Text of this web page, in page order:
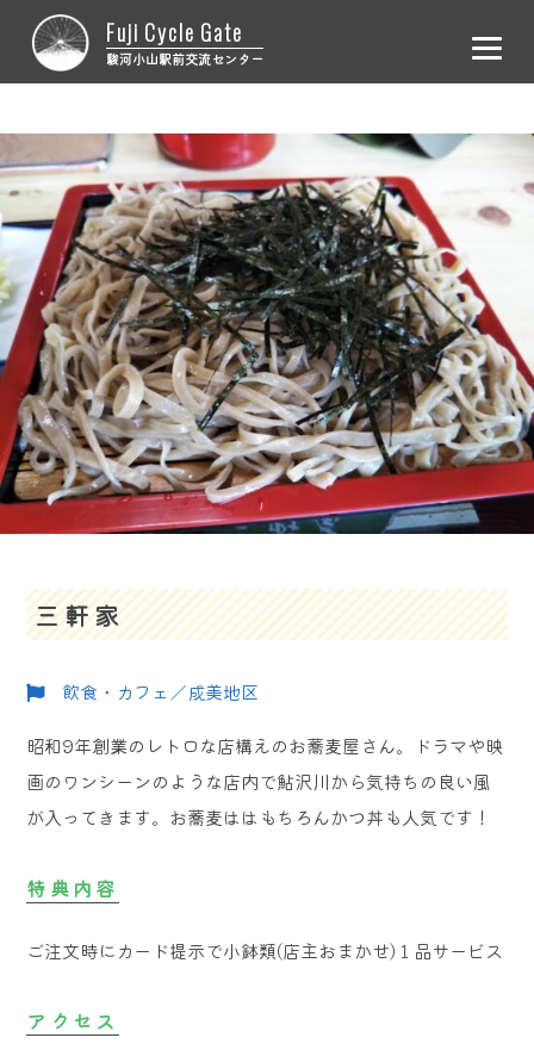
Fuji Cycle Gate
駿河小山駅前交流センター
ホーム レンタサイクル 施設概要 お問合せ
三軒家
飲食・カフェ／成美地区
昭和9年創業のレトロな店構えのお蕎麦屋さん。ドラマや映
画のワンシーンのような店内で鮎沢川から気持ちの良い風
が入ってきます。お蕎麦ははもちろんかつ丼も人気です！
特典内容
ご注文時にカード提示で小鉢類(店主おまかせ)１品サービス
アクセス